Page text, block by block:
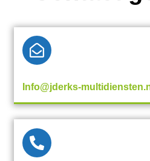
Info@jderks-